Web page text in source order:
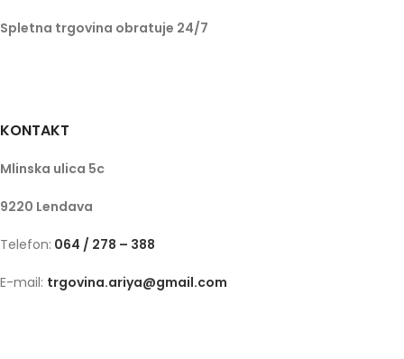
Spletna trgovina obratuje 24/7
KONTAKT
Mlinska ulica 5c
9220 Lendava
Telefon: 064 / 278 – 388
E-mail: trgovina.ariya@gmail.com